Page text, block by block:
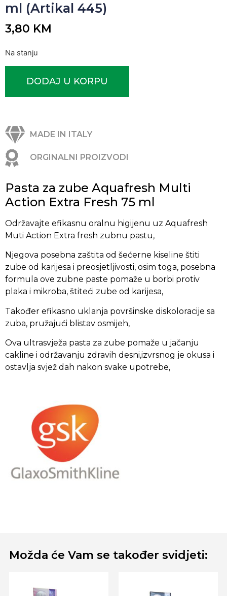
ml (Artikal 445)
3,80 KM
Na stanju
DODAJ U KORPU
MADE IN ITALY
ORGINALNI PROIZVODI
Pasta za zube Aquafresh Multi
Action Extra Fresh 75 ml
Održavajte efikasnu oralnu higijenu uz Aquafresh
Muti Action Extra fresh zubnu pastu,
Njegova posebna zaštita od šećerne kiseline štiti
zube od karijesa i preosjetljivosti, osim toga, posebna
formula ove zubne paste pomaže u borbi protiv
plaka i mikroba, štiteći zube od karijesa,
Također efikasno uklanja površinske diskoloracije sa
zuba, pružajući blistav osmijeh,
Ova ultrasvježa pasta za zube pomaže u jačanju
cakline i održavanju zdravih desni,izvrsnog je okusa i
ostavlja svjež dah nakon svake upotrebe,
Možda će Vam se također svidjeti: